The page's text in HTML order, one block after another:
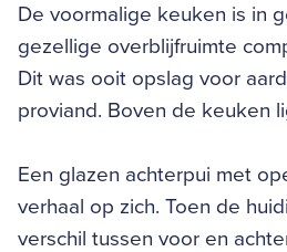
De voormalige keuken is in
gezellige overblijfruimte
Dit was ooit opslag voor
proviand. Boven de keuken
Een glazen achterpui met
verhaal op zich. Toen de
verschil tussen voor en